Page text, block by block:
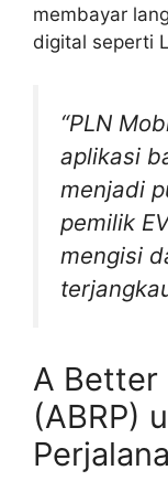
membayar
digital seperti
“PLN
aplikasi
menjadi
pemilik
mengisi
A Better
(ABRP)